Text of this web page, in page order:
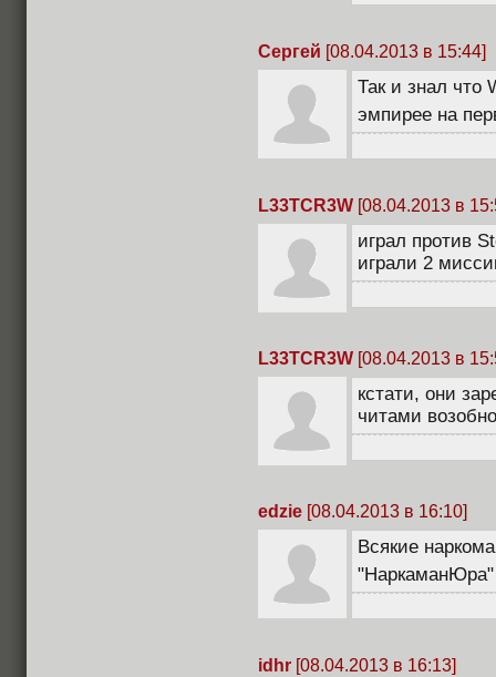
Сергей [08.04.2013 в 15:44]
Так и знал что
эмпирее на
L33TCR3W [08.04.2013 в
играл против
играли 2
L33TCR3W [08.04.2013 в
кстати, они
читами
edzie [08.04.2013 в 16:10]
Всякие
idhr [08.04.2013 в 16:13]